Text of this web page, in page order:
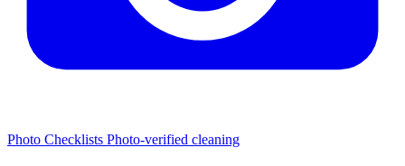
Photo Checklists Photo-verified cleaning